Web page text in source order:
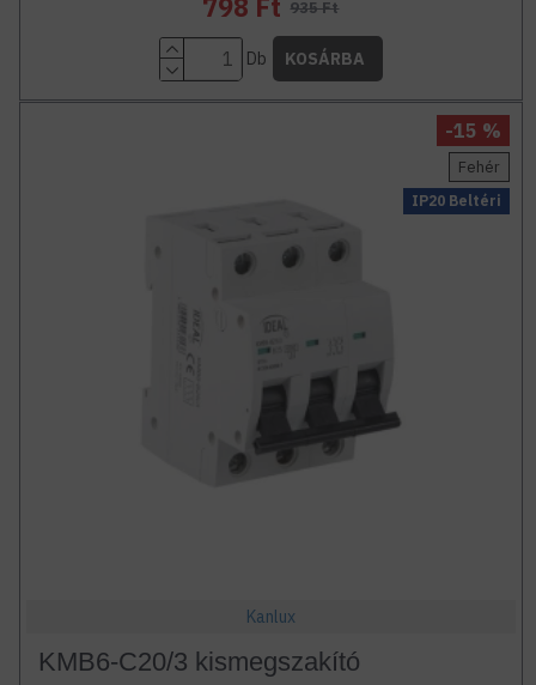
798 Ft 935 Ft
Db KOSÁRBA
IP20 Beltéri
Fehér
-15 %
Kanlux
KMB6-C20/3 kismegszakító